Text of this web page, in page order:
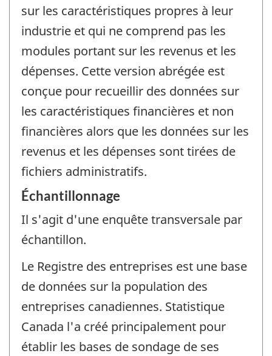
sur les caractéristiques propres à leur
industrie et qui ne comprend pas les
modules portant sur les revenus et les
dépenses. Cette version abrégée est
conçue pour recueillir des données sur
les caractéristiques financières et non
financières alors que les données sur les
revenus et les dépenses sont tirées de
fichiers administratifs.
Échantillonnage
Il s'agit d'une enquête transversale par
échantillon.
Le Registre des entreprises est une base
de données sur la population des
entreprises canadiennes. Statistique
Canada l'a créé principalement pour
établir les bases de sondage de ses